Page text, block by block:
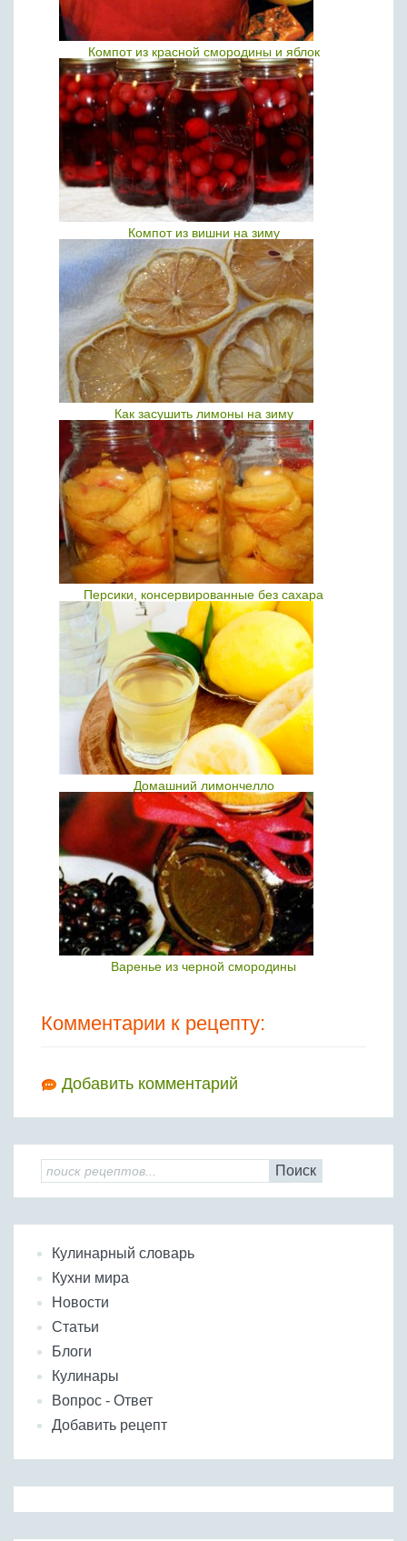
Компот из красной смородины и яблок
Компот из вишни на зиму
Как засушить лимоны на зиму
Персики, консервированные без сахара
Домашний лимончелло
Варенье из черной смородины
Комментарии к рецепту:
Добавить комментарий
Поиск
Кулинарный словарь
Кухни мира
Новости
Статьи
Блоги
Кулинары
Вопрос - Ответ
Добавить рецепт